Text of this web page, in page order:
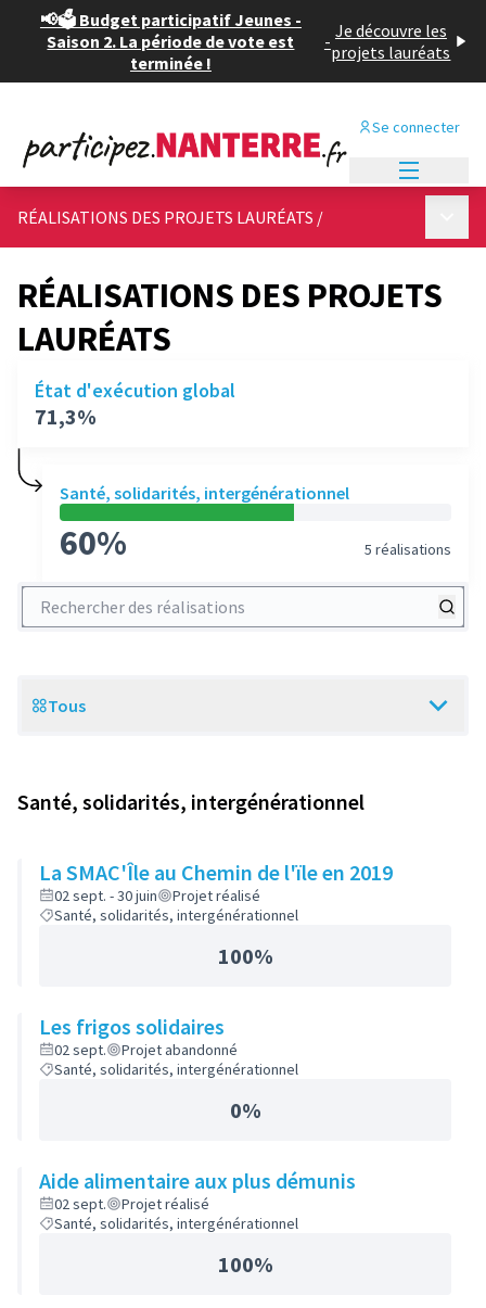
📢🗳️ Budget participatif Jeunes -
Saison 2. La période de vote est
terminée !
- Je découvre les
projets lauréats
Se connecter
RÉALISATIONS DES PROJETS LAURÉATS /
RÉALISATIONS DES PROJETS
LAURÉATS
État d'exécution global
71,3%
Santé, solidarités, intergénérationnel
60% 5 réalisations
Rechercher des réalisations
Scope
Tous
Santé, solidarités, intergénérationnel
La SMAC'Île au Chemin de l'ïle en 2019
02 sept. - 30 juin
Projet réalisé
Santé, solidarités, intergénérationnel
100%
Les frigos solidaires
02 sept.
Projet abandonné
Santé, solidarités, intergénérationnel
0%
Aide alimentaire aux plus démunis
02 sept.
Projet réalisé
Santé, solidarités, intergénérationnel
100%